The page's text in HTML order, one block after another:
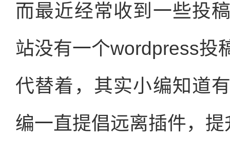
而最近经常收到一些投
站没有一个wordpress投
代替着，其实小编知道
编一直提倡远离插件，